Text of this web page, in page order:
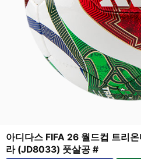
아디다스 FIFA 26 월드컵 트리
라 (JD8033) 풋살공 #